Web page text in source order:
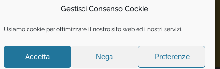
Gestisci Consenso Cookie
Usiamo cookie per ottimizzare il nostro sito web ed i nostri servizi.
Accetta Nega Preferenze
Desidero iscrivermi alla newsletter per
INVIA